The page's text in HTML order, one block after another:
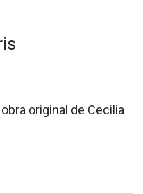
original de Cecilia